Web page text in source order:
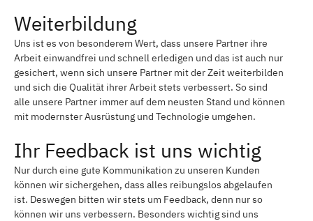
Weiterbildung
Uns ist es von besonderem Wert, dass unsere Partner ihre
Arbeit einwandfrei und schnell erledigen und das ist auch nur
gesichert, wenn sich unsere Partner mit der Zeit weiterbilden
und sich die Qualität ihrer Arbeit stets verbessert. So sind
alle unsere Partner immer auf dem neusten Stand und können
mit modernster Ausrüstung und Technologie umgehen.
Ihr Feedback ist uns wichtig
Nur durch eine gute Kommunikation zu unseren Kunden
können wir sichergehen, dass alles reibungslos abgelaufen
ist. Deswegen bitten wir stets um Feedback, denn nur so
können wir uns verbessern. Besonders wichtig sind uns